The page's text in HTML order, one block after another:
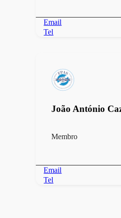
Email
Tel
João António
Membro
Email
Tel